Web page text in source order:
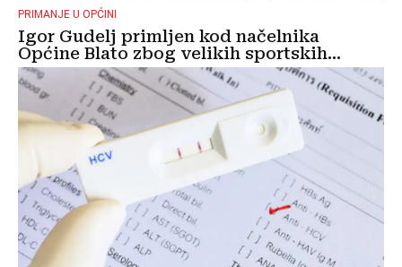
PRIMANJE U OPĆINI
Igor Gudelj primljen kod načelnika
Općine Blato zbog velikih sportskih...